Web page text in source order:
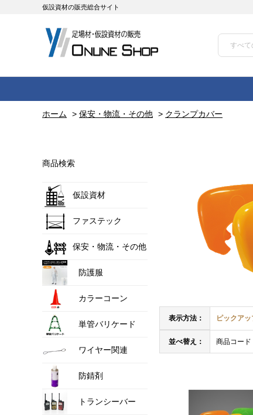
仮設資材の販売総合サイト
ホーム > 保安・物流・その他 > クランプカバー
商品検索
仮設資材
ファステック
保安・物流・その他
防護服
カラーコーン
単管バリケード
ワイヤー関連
防錆剤
トランシーバー
表示方法： ピックアッ
並べ替え： 商品コード